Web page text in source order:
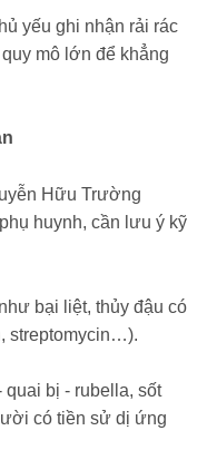
yếu ghi nhận rải rác
mô lớn để khẳng
Hữu Trường
huynh, cần lưu ý kỹ
bại liệt, thủy đậu có
streptomycin…).
bị - rubella, sốt
có tiền sử dị ứng